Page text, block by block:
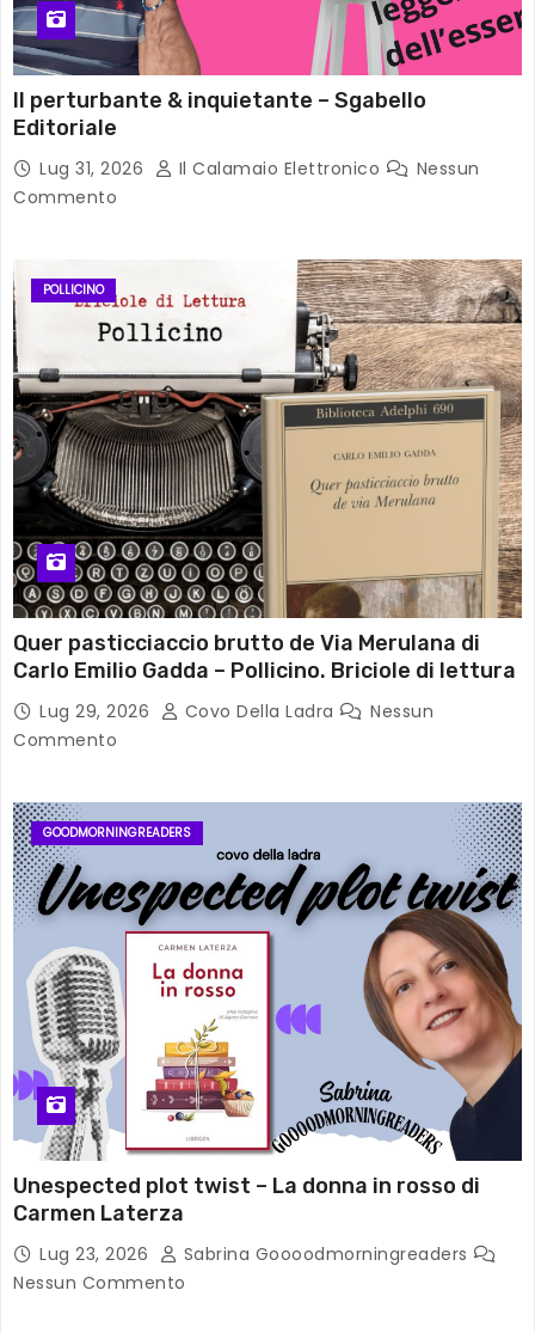
Il perturbante & inquietante – Sgabello
Editoriale
Lug 31, 2026 Il Calamaio Elettronico
Nessun
Commento
POLLICINO
Quer pasticciaccio brutto de Via Merulana di
Carlo Emilio Gadda – Pollicino. Briciole di lettura
Lug 29, 2026 Covo Della Ladra
Nessun
Commento
GOODMORNINGREADERS
Unespected plot twist – La donna in rosso di
Carmen Laterza
Lug 23, 2026
Sabrina Goooodmorningreaders
Nessun Commento